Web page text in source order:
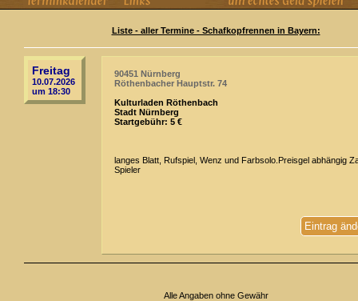
Liste - aller Termine - Schafkopfrennen in Bayern:
Freitag
10.07.2026
um 18:30
90451 Nürnberg
Röthenbacher Hauptstr. 74
Kulturladen Röthenbach
Stadt Nürnberg
Startgebühr: 5 €
langes Blatt, Rufspiel, Wenz und Farbsolo.Preisgel abhängig
Spieler
Eintrag
Alle Angaben ohne Gewähr